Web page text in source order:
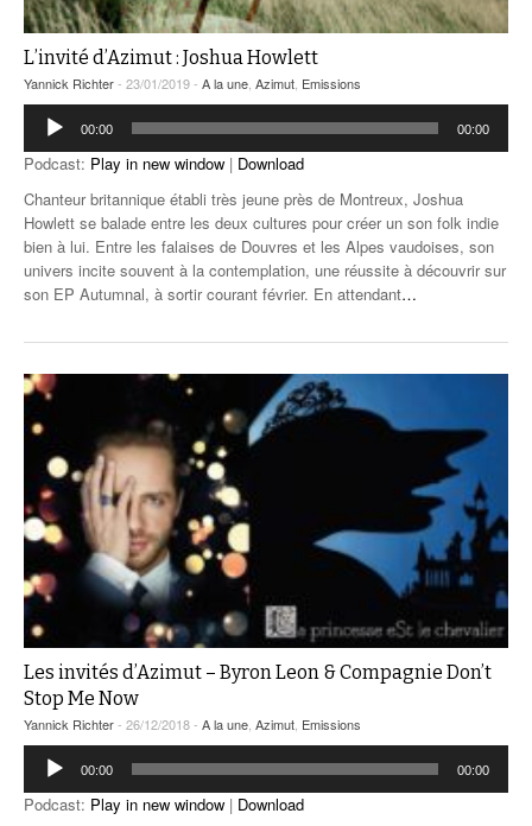
L’invité d’Azimut : Joshua Howlett
Yannick Richter- 23/01/2019 - A la une, Azimut, Emissions
Lecteur
audio
00:00 00:00
Podcast: Play in new window | Download
Chanteur britannique établi très jeune près de Montreux, Joshua
Howlett se balade entre les deux cultures pour créer un son folk indie
bien à lui. Entre les falaises de Douvres et les Alpes vaudoises, son
univers incite souvent à la contemplation, une réussite à découvrir sur
son EP Autumnal, à sortir courant février. En attendant…
Les invités d’Azimut – Byron Leon & Compagnie Don’t
Stop Me Now
Yannick Richter- 26/12/2018 - A la une Azimut Emissions
Lecteur
audio
00:00 00:00
Podcast: Play in new window | Download